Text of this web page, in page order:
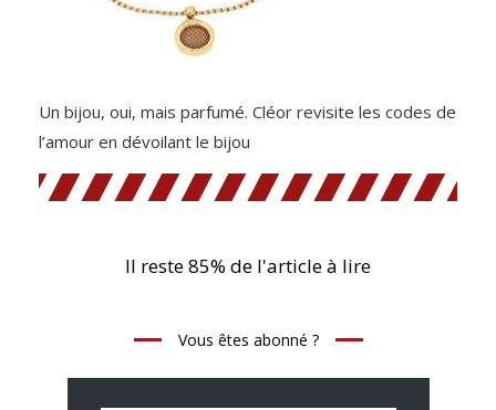
Un bijou, oui, mais parfumé. Cléor revisite les codes de
l’amour en dévoilant le bijou
Il reste 85% de l'article à lire
Vous êtes abonné ?